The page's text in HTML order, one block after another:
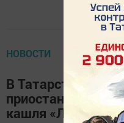
НОВОСТИ
В Татарстане
кашля «Линкас»